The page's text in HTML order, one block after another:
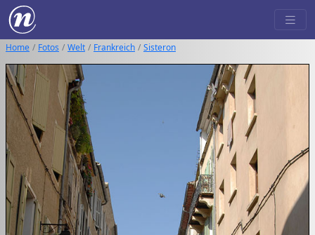
Home Fotos Welt Frankreich Sisteron